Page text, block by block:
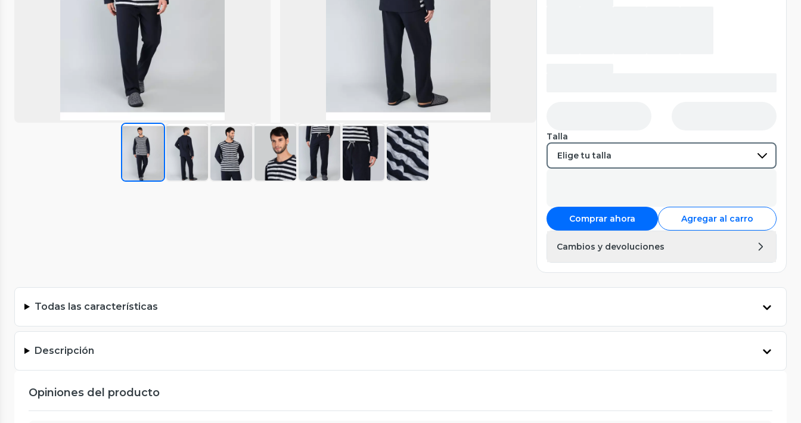
Talla
Comprar ahora Agregar al carro
Cambios y devoluciones
Todas las características
Descripción
Opiniones del producto